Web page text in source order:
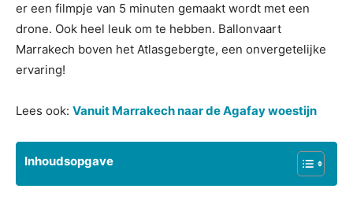
er een filmpje van 5 minuten gemaakt wordt met een
drone. Ook heel leuk om te hebben. Ballonvaart
Marrakech boven het Atlasgebergte, een onvergetelijke
ervaring!
Lees ook: Vanuit Marrakech naar de Agafay woestijn
Inhoudsopgave